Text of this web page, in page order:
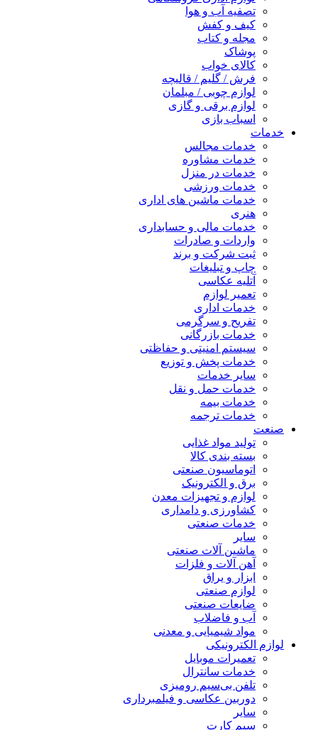
تصفیه آب و هوا
کیف و کفش
مجله و کتاب
پوشاک
کالای خواب
فرش / گلیم / قالیچه
لوازم چوبی / مبلمان
لوازم برقی و گازی
اسباب بازی
خدمات
خدمات مجالس
خدمات مشاوره
خدمات در منزل
خدمات ورزشی
خدمات ماشین های اداری
هنری
خدمات مالی و حسابداری
واردات و صادرات
ثبت شرکت و برند
چاپ و تبلیغات
آتلیه عکاسی
تعمیر لوازم
خدمات اداری
تفریح و سرگرمی
خدمات بازرگانی
سیستم امنیتی و حفاظتی
خدمات پخش و توزیع
سایر خدمات
خدمات حمل و نقل
خدمات بیمه
خدمات ترجمه
صنعت
تولید مواد غذایی
بسته بندی کالا
اتوماسیون صنعتی
برق و الکترونیک
لوازم و تجهیزات معدن
کشاورزی و دامداری
خدمات صنعتی
سایر
ماشین آلات صنعتی
آهن آلات و فلزات
ابزار و یراق
لوازم صنعتی
ضایعات صنعتی
آب و فاضلاب
مواد شیمیایی و معدنی
لوازم الکترونیکی
تعمیرات موبایل
خدمات سانترال
تلفن بی‌سیم رومیزی
دوربین عکاسی و فیلمبرداری
سایر
سیم کارت